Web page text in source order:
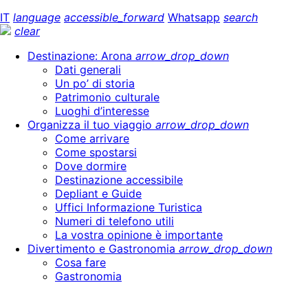
IT language accessible_forward Whatsapp search
clear
Destinazione: Arona arrow_drop_down
Dati generali
Un po’ di storia
Patrimonio culturale
Luoghi d’interesse
Organizza il tuo viaggio arrow_drop_down
Come arrivare
Come spostarsi
Dove dormire
Destinazione accessibile
Depliant e Guide
Uffici Informazione Turistica
Numeri di telefono utili
La vostra opinione è importante
Divertimento e Gastronomia arrow_drop_down
Cosa fare
Gastronomia